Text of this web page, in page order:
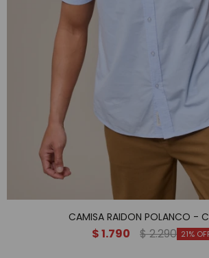
CAMISA RAIDON POLANCO -
$1.790 $2.290 21